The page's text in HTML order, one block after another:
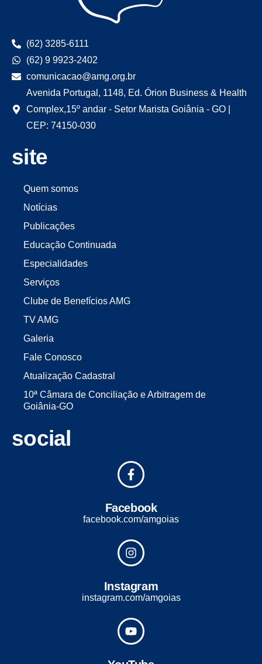
(62) 3285-6111
(62) 9 9923-2402
comunicacao@amg.org.br
Avenida Portugal, 1148, Ed. Órion Business & Health
Complex,15º andar - Setor Marista Goiânia - GO |
CEP: 74150-030
site
Quem somos
Notícias
Publicações
Educação Continuada
Especialidades
Serviços
Clube de Benefícios AMG
TV AMG
Galeria
Fale Conosco
Atualização Cadastral
10ª Câmara de Conciliação e Arbitragem de
Goiânia-GO
social
Facebook
facebook.com/amgoias
Instagram
instagram.com/amgoias